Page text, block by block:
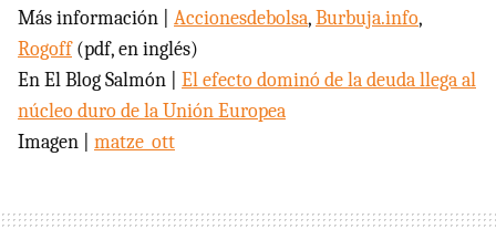
Más información | Accionesdebolsa,Burbuja.info,
Rogoff(pdf, en inglés)
En El Blog Salmón | El efecto dominó de la deuda llega al
núcleo duro de la Unión Europea
Imagen | matze_ott